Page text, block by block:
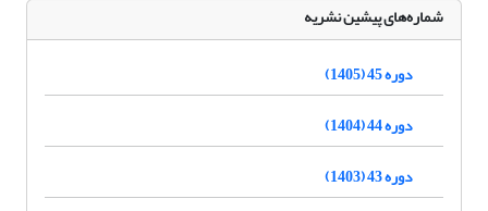
شماره‌های پیشین نشریه
دوره 45 (1405)
دوره 44 (1404)
دوره 43 (1403)